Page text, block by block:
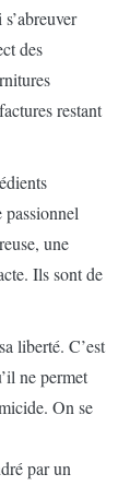
des
restant
une
Ils sont de
liberté. C’est
ne permet
On se
par un